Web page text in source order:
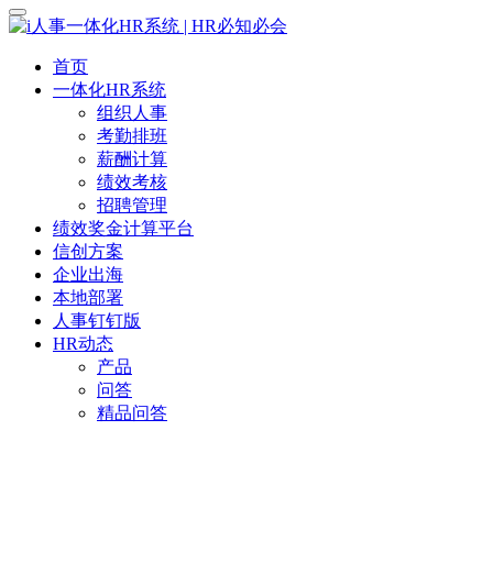
首页
一体化HR系统
组织人事
考勤排班
薪酬计算
绩效考核
招聘管理
绩效奖金计算平台
信创方案
企业出海
本地部署
人事钉钉版
HR动态
产品
问答
精品问答